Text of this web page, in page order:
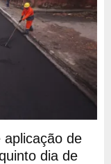
de
dia de